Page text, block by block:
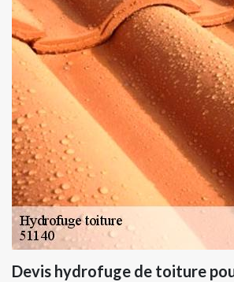
Devis hydrofuge de toiture